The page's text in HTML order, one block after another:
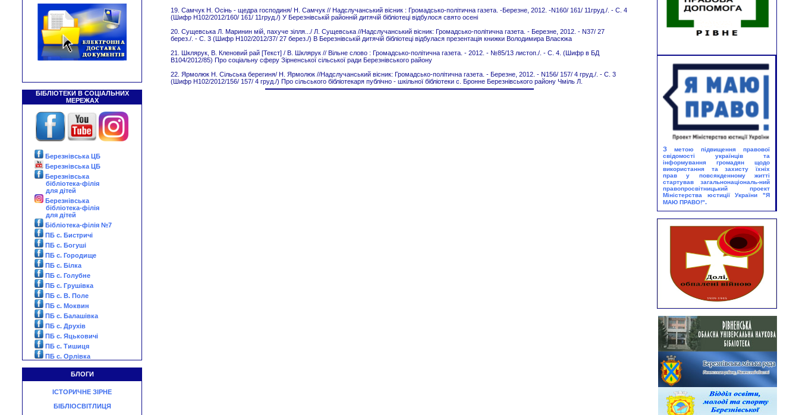
БІБЛІОТЕКИ В СОЦІАЛЬНИХ
МЕРЕЖАХ
Березнівська ЦБ
Березнівська ЦБ
Березнівська
бібліотека-філія
для дітей
Березнівська
бібліотека-філія
для дітей
Бібліотека-філія №7
ПБ с. Бистричі
ПБ с. Богуші
ПБ с. Городище
ПБ с. Білка
ПБ с. Голубне
ПБ с. Грушівка
ПБ с. В. Поле
ПБ с. Моквин
ПБ с. Балашівка
ПБ с. Друхів
ПБ с. Яцьковичі
ПБ с. Тишиця
ПБ с. Орлівка
БЛОГИ
ІСТОРИЧНЕ ЗІРНЕ
БІБЛІОСВІТЛИЦЯ
19. Самчук Н. Осінь - щедра господиня/ Н. Самчук // Надслучанський вісник : Громадсько-політична газета. -Березне, 2012. -N160/ 161/ 11груд./. - C. 4
(Шифр Н102/2012/160/ 161/ 11груд./) У Березнівській районній дитячій бібліотеці відбулося свято осені
20. Сущевська Л. Маринин мій, пахуче зілля.../ Л. Сущевська //Надслучанський вісник: Громадсько-політична газета. - Березне, 2012. - N37/ 27
берез./. - C. 3 (Шифр Н102/2012/37/ 27 берез./) В Березнівській дитячій бібліотеці відбулася презентація книжки Володимира Власюка
21. Шклярук, В. Кленовий рай [Текст] / В. Шклярук // Вільне слово : Громадсько-політична газета. - 2012. - №85/13 листоп./. - С. 4. (Шифр в БД
В104/2012/85) Про соціальну сферу Зірненської сільської ради Березнівського району
22. Ярмолюк Н. Сільська берегиня/ Н. Ярмолюк //Надслучанський вісник: Громадсько-політична газета. - Березне, 2012. - N156/ 157/ 4 груд./. - C. 3
(Шифр Н102/2012/156/ 157/ 4 груд./) Про сільського бібліотекаря публічно - шкільної бібліотеки с. Бронне Березнівського району Чміль Л.
Патріотична подорож:
«Україна в просторі і часі»
Абонемент
Святково-розважальний
майданчик:
«Ми діти твої, Україно!»
Березнівська бібліотека-філія
для дітей
Літературний вернісаж:
«Незалежна і єдина будь
навіки, Україно!»
Юнацький абонемент
Коло єдності:
«Моє майбутнє в незалежній
Україні»
Абонемент
25.08.2026
Виставка – екскурс:
Юнацький абонемент
З метою підвищення правової
свідомості українців та
інформування громадян щодо
використання та захисту їхніх
прав у повсякденному житті
стартував загальнонаціональ-ний
правопросвітницький проект
Міністерства юстиції України "Я
МАЮ ПРАВО!".